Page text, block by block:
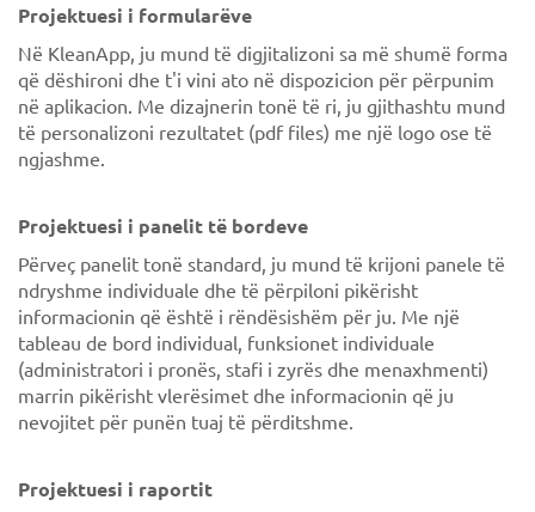
Projektuesi i formularëve
Në KleanApp, ju mund të digjitalizoni sa më shumë forma
që dëshironi dhe t'i vini ato në dispozicion për përpunim
në aplikacion. Me dizajnerin tonë të ri, ju gjithashtu mund
të personalizoni rezultatet (pdf files) me një logo ose të
ngjashme.
Projektuesi i panelit të bordeve
Përveç panelit tonë standard, ju mund të krijoni panele të
ndryshme individuale dhe të përpiloni pikërisht
informacionin që është i rëndësishëm për ju. Me një
tableau de bord individual, funksionet individuale
(administratori i pronës, stafi i zyrës dhe menaxhmenti)
marrin pikërisht vlerësimet dhe informacionin që ju
nevojitet për punën tuaj të përditshme.
Projektuesi i raportit